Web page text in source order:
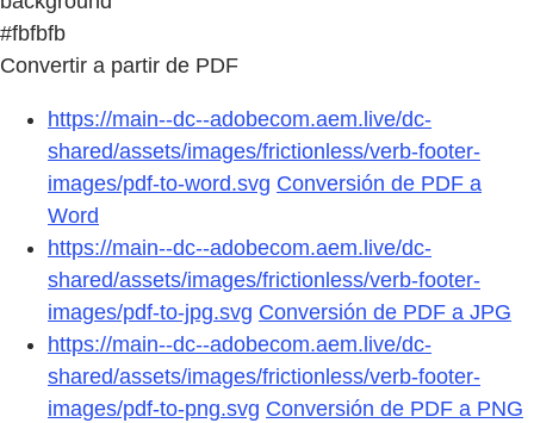
#fbfbfb
Convertir a partir de PDF
https://main--dc--adobecom.aem.live/dc-
shared/assets/images/frictionless/verb-footer-
images/pdf-to-word.svg Conversión de PDF a
Word
https://main--dc--adobecom.aem.live/dc-
shared/assets/images/frictionless/verb-footer-
images/pdf-to-jpg.svg Conversión de PDF a JPG
https://main--dc--adobecom.aem.live/dc-
shared/assets/images/frictionless/verb-footer-
images/pdf-to-png.svg Conversión de PDF a PNG